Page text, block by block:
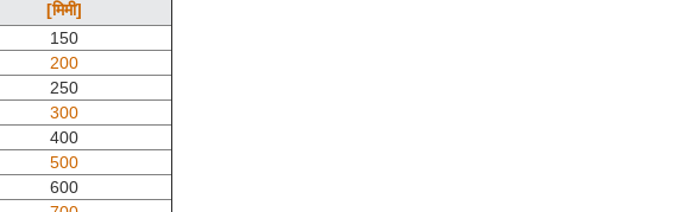
[मिमी]
150
200
250
300
400
500
600